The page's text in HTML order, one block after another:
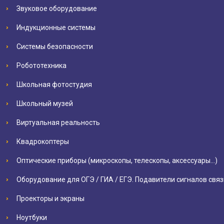
Звуковое оборудование
Индукционные системы
Системы безопасности
Робототехника
Школьная фотостудия
Школьный музей
Виртуальная реальность
Квадрокоптеры
Оптические приборы (микроскопы, телескопы, аксессуары…)
Оборудование для ОГЭ / ГИА / ЕГЭ. Подавители сигналов
Проекторы и экраны
Ноутбуки